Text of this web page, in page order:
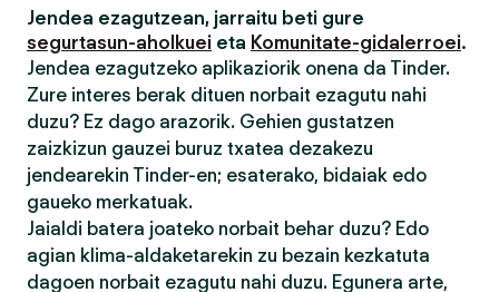
Jendea ezagutzean, jarraitu beti gure
segurtasun-aholkuei eta Komunitate-gidalerroei.
Jendea ezagutzeko aplikaziorik onena da Tinder.
Zure interes berak dituen norbait ezagutu nahi
duzu? Ez dago arazorik. Gehien gustatzen
zaizkizun gauzei buruz txatea dezakezu
jendearekin Tinder-en; esaterako, bidaiak edo
gaueko merkatuak.
Jaialdi batera joateko norbait behar duzu? Edo
agian klima-aldaketarekin zu bezain kezkatuta
dagoen norbait ezagutu nahi duzu. Egunera arte,